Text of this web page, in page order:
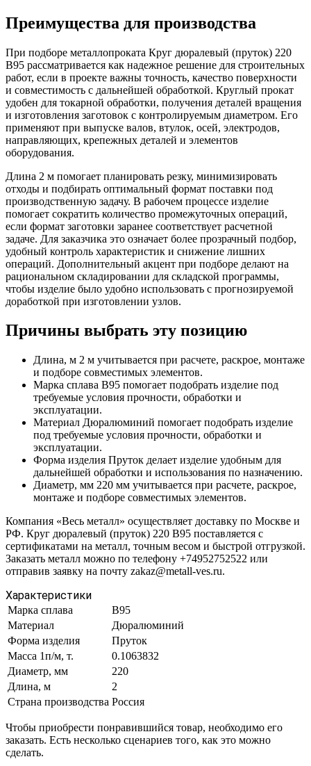
Преимущества для производства
При подборе металлопроката Круг дюралевый (пруток) 220
В95 рассматривается как надежное решение для строительных
работ, если в проекте важны точность, качество поверхности
и совместимость с дальнейшей обработкой. Круглый прокат
удобен для токарной обработки, получения деталей вращения
и изготовления заготовок с контролируемым диаметром. Его
применяют при выпуске валов, втулок, осей, электродов,
направляющих, крепежных деталей и элементов
оборудования.
Длина 2 м помогает планировать резку, минимизировать
отходы и подбирать оптимальный формат поставки под
производственную задачу. В рабочем процессе изделие
помогает сократить количество промежуточных операций,
если формат заготовки заранее соответствует расчетной
задаче. Для заказчика это означает более прозрачный подбор,
удобный контроль характеристик и снижение лишних
операций. Дополнительный акцент при подборе делают на
рациональном складировании для складской программы,
чтобы изделие было удобно использовать с прогнозируемой
доработкой при изготовлении узлов.
Причины выбрать эту позицию
Длина, м 2 м учитывается при расчете, раскрое, монтаже
и подборе совместимых элементов.
Марка сплава В95 помогает подобрать изделие под
требуемые условия прочности, обработки и
эксплуатации.
Материал Дюралюминий помогает подобрать изделие
под требуемые условия прочности, обработки и
эксплуатации.
Форма изделия Пруток делает изделие удобным для
дальнейшей обработки и использования по назначению.
Диаметр, мм 220 мм учитывается при расчете, раскрое,
монтаже и подборе совместимых элементов.
Компания «Весь металл» осуществляет доставку по Москве и
РФ. Круг дюралевый (пруток) 220 В95 поставляется с
сертификатами на металл, точным весом и быстрой отгрузкой.
Заказать металл можно по телефону +74952752522 или
отправив заявку на почту zakaz@metall-ves.ru.
Характеристики
Марка сплава
В95
Материал
Дюралюминий
Форма изделия
Пруток
Масса 1п/м, т.
0.1063832
Диаметр, мм
220
Длина, м
2
Страна производства Россия
Чтобы приобрести понравившийся товар, необходимо его
заказать. Есть несколько сценариев того, как это можно
сделать.